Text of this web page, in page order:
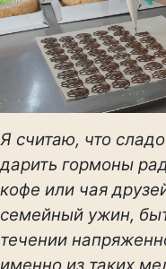
Я считаю, что
дарить гормоны
кофе или чая
семейный ужин,
течении